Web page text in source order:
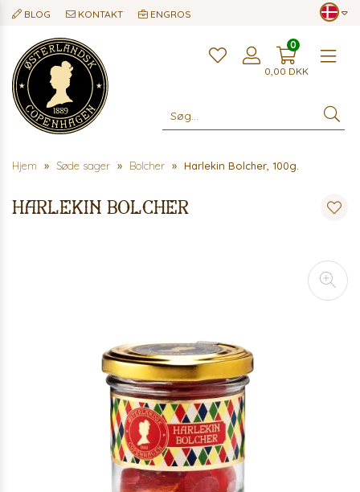
BLOG KONTAKT ENGROS
0,00 DKK
0
Hjem Søde sager Bolcher Harlekin Bolcher, 100g.
Harlekin Bolcher